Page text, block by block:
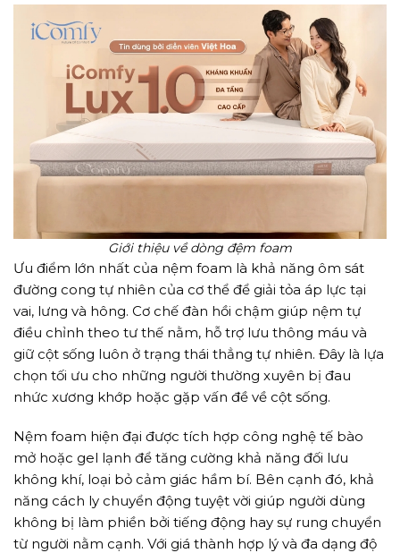
Giới thiệu về dòng đệm foam
Ưu điểm lớn nhất của nệm foam là khả năng ôm sát
đường cong tự nhiên của cơ thể để giải tỏa áp lực tại
vai, lưng và hông. Cơ chế đàn hồi chậm giúp nệm tự
điều chỉnh theo tư thế nằm, hỗ trợ lưu thông máu và
giữ cột sống luôn ở trạng thái thẳng tự nhiên. Đây là lựa
chọn tối ưu cho những người thường xuyên bị đau
nhức xương khớp hoặc gặp vấn đề về cột sống.
Nệm foam hiện đại được tích hợp công nghệ tế bào
mở hoặc gel lạnh để tăng cường khả năng đối lưu
không khí, loại bỏ cảm giác hầm bí. Bên cạnh đó, khả
năng cách ly chuyển động tuyệt vời giúp người dùng
không bị làm phiền bởi tiếng động hay sự rung chuyển
từ người nằm cạnh. Với giá thành hợp lý và đa dạng độ